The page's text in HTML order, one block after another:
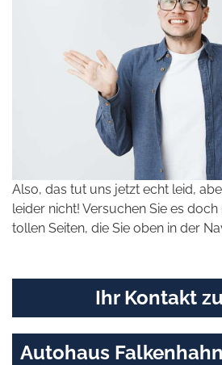
Also, das tut uns jetzt echt leid,
leider nicht! Versuchen Sie es
tollen Seiten, die Sie oben in der
Ihr Kontakt
Autohaus